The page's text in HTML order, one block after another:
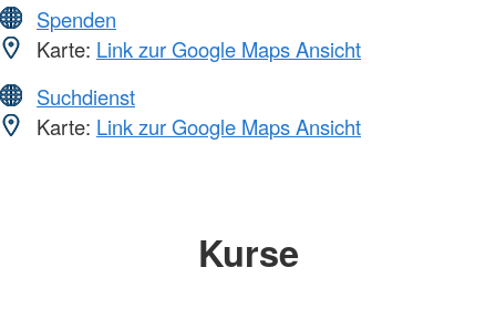
Spenden
Karte: Link zur Google Maps Ansicht
Suchdienst
Karte: Link zur Google Maps Ansicht
Kurse